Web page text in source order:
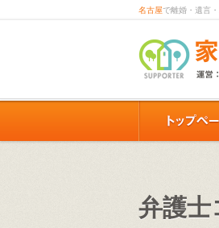
名古屋で離婚・遺言
弁護